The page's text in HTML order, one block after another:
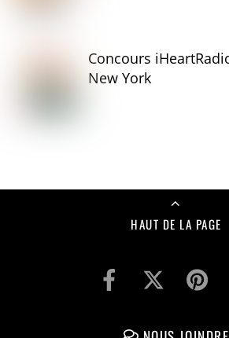
Concours
New York
HAUT DE LA PAGE